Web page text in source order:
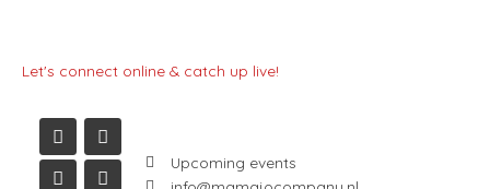
Let's connect online & catch up live!
s
t
a
g
c
e
b
o
n
k
e
d
u
t
u
b
Upcoming events